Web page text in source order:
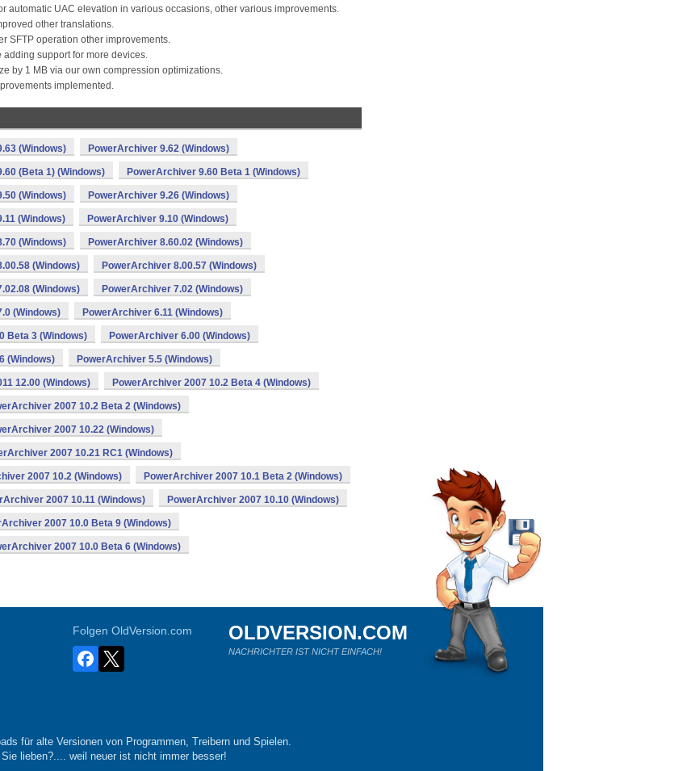
automatic UAC elevation in various occasions, other various improvements.
other translations.
SFTP operation other improvements.
support for more devices.
by 1 MB via our own compression optimizations.
implemented.
(Windows) PowerArchiver 9.62 (Windows)
(Beta 1) (Windows) PowerArchiver 9.60 Beta 1 (Windows)
(Windows) PowerArchiver 9.26 (Windows)
(Windows) PowerArchiver 9.10 (Windows)
(Windows) PowerArchiver 8.60.02 (Windows)
(Windows) PowerArchiver 8.00.57 (Windows)
(Windows) PowerArchiver 7.02 (Windows)
(Windows) PowerArchiver 6.11 (Windows)
Beta 3 (Windows) PowerArchiver 6.00 (Windows)
(Windows) PowerArchiver 5.5 (Windows)
12.00 (Windows) PowerArchiver 2007 10.2 Beta 4 (Windows)
2007 10.2 Beta 2 (Windows)
2007 10.22 (Windows)
2007 10.21 RC1 (Windows)
2007 10.2 (Windows) PowerArchiver 2007 10.1 Beta 2 (Windows)
2007 10.11 (Windows) PowerArchiver 2007 10.10 (Windows)
2007 10.0 Beta 9 (Windows)
2007 10.0 Beta 6 (Windows)
Folgen OldVersion.com OLDVERSION.COM
NACHRICHTER IST NICHT EINFACH!
für alte Versionen von Programmen, Treibern und Spielen.
lieben?.... weil neuer ist nicht immer besser!